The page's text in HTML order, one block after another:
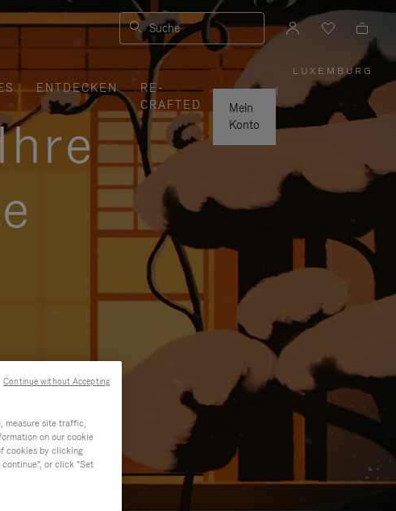
Suche
ENTDECKEN
RE-
CRAFTED
Mein
Konto
LUXEMBURG
,
WÄHLEN
IHRE
REGION
AUS
|
measure site traffic,
on our cookie
cookies by clicking
or click "Set
Continue without Accepting